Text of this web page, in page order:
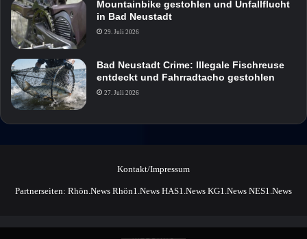
Mountainbike gestohlen und Unfallflucht
in Bad Neustadt
29. Juli 2026
Bad Neustadt Crime: Illegale Fischreuse
entdeckt und Fahrradtacho gestohlen
27. Juli 2026
Kontakt/Impressum
Partnerseiten: Rhön.News Rhön1.News HAS1.News KG1.News NES1.News